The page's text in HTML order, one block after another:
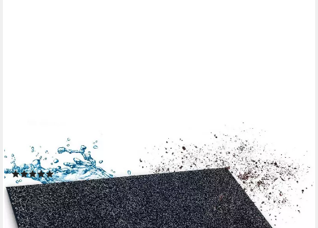
Fußmatte Nasa Schmutzfangmatte, rechteckig, Höhe: 14 mm,
waschbar bei 30 Grad, schmutzabsorbierend
(1)
ab 19,90 € UVP40,99 €
-51%
lieferbar - in 3-4 Werktagen bei dir